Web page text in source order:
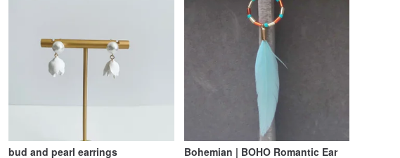
bud and pearl earrings
Bohemian | BOHO Romantic Ear